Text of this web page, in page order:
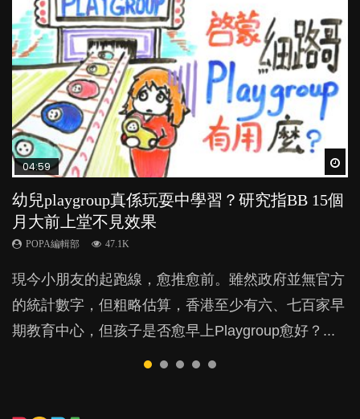
04:59
幼兒playgroup真係玩耍中學習？研究指BB 15個
月大前上堂不見效果
POPA編輯部 47.1K
現今小朋友的起跑線，愈推愈前。雖然政府並無官方
的統計數字，但粗略估算，香港至少有六、七百家早
期教育中心，但孩子是否愈早上Playgroup愈好？...
03:39
幼稚園遊戲課 如何刺激幼兒自發學習取代獎勵
與懲罰？
POPA編輯部 33.1K
由美國學者所創的 tools of the mind 課程，學生以遊
戲方式學習，學術能力和自制能力亦明顯比其他小朋
友優勝，到底這課程有何特別之處？...
03:02
老公患產後憂鬱症對BB的影響
POPA編輯部 15.9K
鬱，影響日常生活，嚴重的甚至會有自殺，或傷害小
朋友的念頭。但為何爸爸患上產後抑鬱往往難以察
覺？...
04:06
全職好？在職好？｜全職媽媽與在職媽媽的壓
力與價值
POPA編輯部 25.8K
許多媽媽心底可能都有一刻掙扎過：究竟全職好，還
是在職好。雖說每個家庭都有自己的獨特狀況和考慮
因素，但原來全職和在職媽媽所養育的子女其實都各
03:41
BB口腔期乜都放入口，父母該制止還是放手？
POPA編輯部 25.5K
成吮手指的習慣，大個就很難戒，但原來一刀切阻止
他們放東西入口，隨時會影響孩子的身心發展？...